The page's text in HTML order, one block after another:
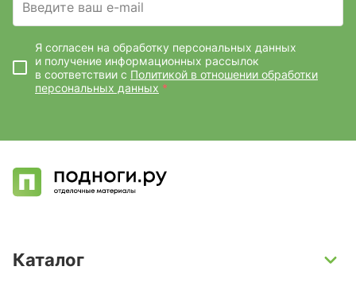
Введите ваш e-mail
Я согласен на обработку персональных данных
и получение информационных рассылок
в соответствии с Политикой в отношении обработки
персональных данных *
Каталог